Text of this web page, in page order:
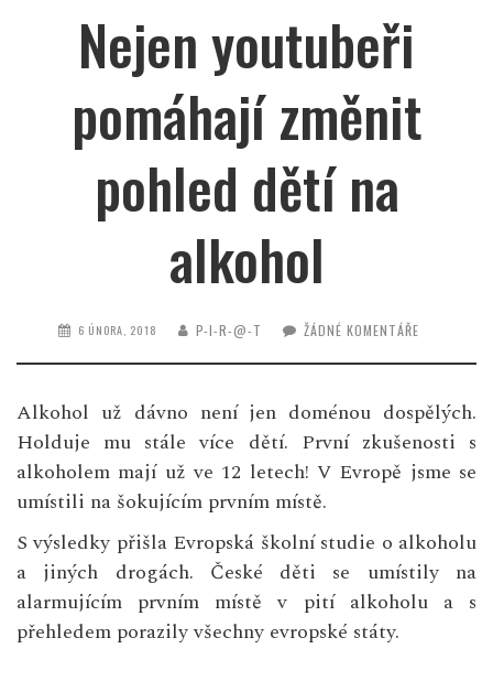
Nejen youtubeři
pomáhají změnit
pohled dětí na
alkohol
6 ÚNORA, 2018 P-I-R-@-T ŽÁDNÉ KOMENTÁŘE
Alkohol už dávno není jen doménou dospělých.
Holduje mu stále více dětí. První zkušenosti s
alkoholem mají už ve 12 letech! V Evropě jsme se
umístili na šokujícím prvním místě.
S výsledky přišla Evropská školní studie o alkoholu
a jiných drogách. České děti se umístily na
alarmujícím prvním místě v pití alkoholu a s
přehledem porazily všechny evropské státy.